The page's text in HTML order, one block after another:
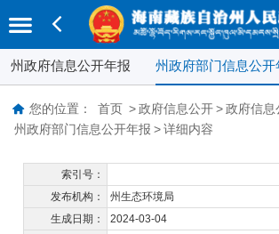
州政府信息公开年报 州政府部门信息公开
您的位置： 首页 > 政府信息公开 > 政府信息
州政府部门信息公开年报 > 详细内容
索引号：
发布机构：
州生态环境局
生成日期：
2024-03-04